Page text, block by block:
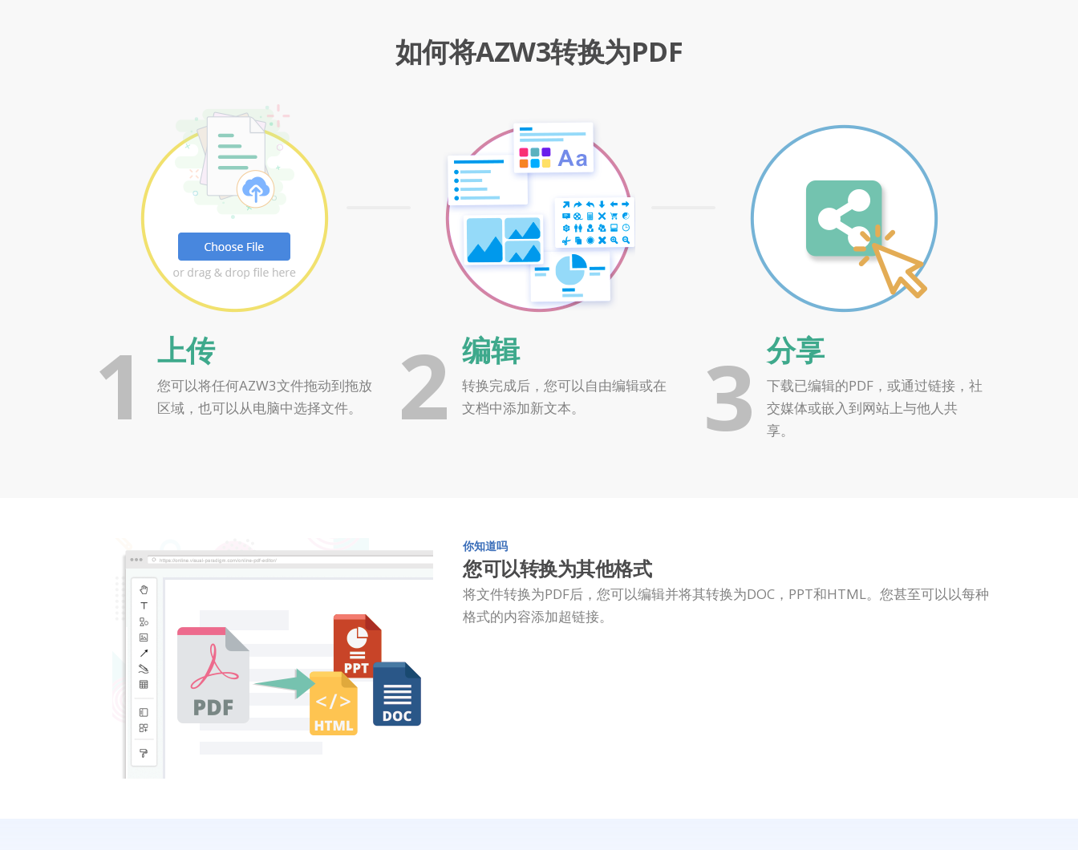
如何将AZW3转换为PDF
1 上传
您可以将任何AZW3文件拖动到拖放
区域，也可以从电脑中选择文件。
2 编辑
转换完成后，您可以自由编辑或在
文档中添加新文本。
3 分享
下载已编辑的PDF，或通过链接，社
交媒体或嵌入到网站上与他人共
享。
你知道吗
您可以转换为其他格式
将文件转换为PDF后，您可以编辑并将其转换为DOC，PPT和HTML。您甚至可以以每种
格式的内容添加超链接。